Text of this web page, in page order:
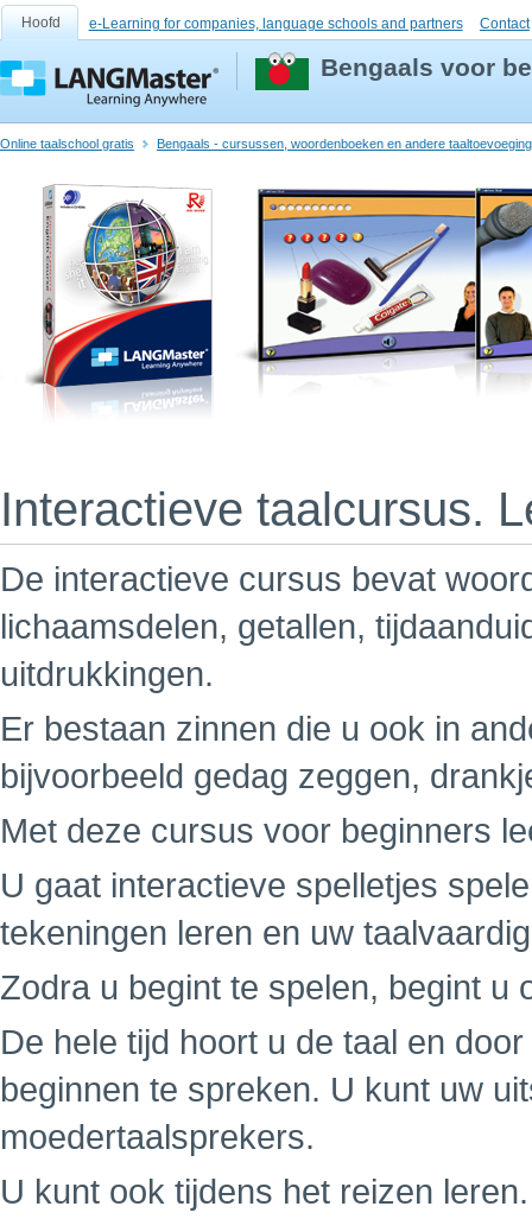
Hoofd e-Learning for companies, language schools and partners Contact
Bengaals voor
Online taalschool gratis Bengaals - cursussen, woordenboeken en andere
Interactieve taalcursus.
De interactieve cursus bevat
lichaamsdelen, getallen,
uitdrukkingen.
Er bestaan zinnen die u ook in
bijvoorbeeld gedag zeggen,
Met deze cursus voor beginners
U gaat interactieve spelletjes
tekeningen leren en uw
Zodra u begint te spelen, begint u
De hele tijd hoort u de taal en
beginnen te spreken. U kunt uw
moedertaalsprekers.
U kunt ook tijdens het reizen